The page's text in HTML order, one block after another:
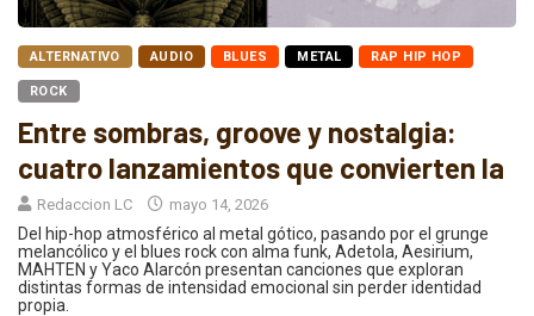
ALTERNATIVO AUDIO BLUES METAL RAP HIP HOP
ROCK
Entre sombras, groove y nostalgia:
cuatro lanzamientos que convierten la
Redaccion LC mayo 14, 2026
Del hip-hop atmosférico al metal gótico, pasando por el grunge
melancólico y el blues rock con alma funk, Adetola, Aesirium,
MAHTEN y Yaco Alarcón presentan canciones que exploran
distintas formas de intensidad emocional sin perder identidad
propia.